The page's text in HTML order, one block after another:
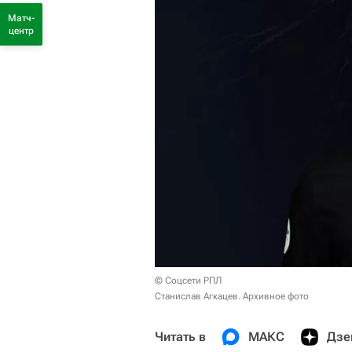
© Соцсети РПЛ
Станислав Агкацев. Архивное фото
Читать в МАКС
Матч-
центр